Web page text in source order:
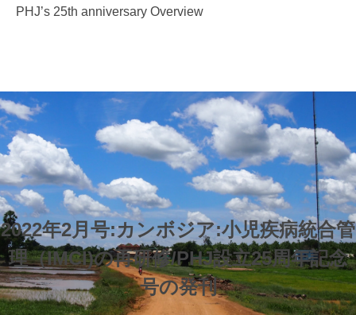
PHJ’s 25th anniversary Overview
2022年2月号:カンボジア:小児疾病統合管
理（IMCI)の再研修/PHJ設立25周年記念
号の発刊